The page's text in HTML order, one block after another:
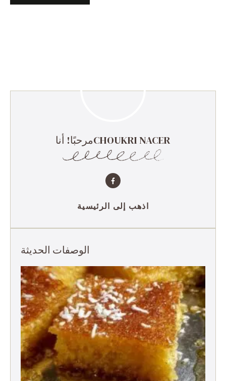
مرحبًا! أناCHOUKRI NACER
اذهب إلى الرئيسية
الوصفات الحديثة